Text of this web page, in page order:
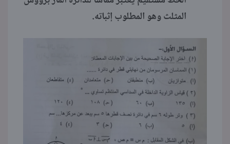
المثلث وهو المطلوب إثباته.